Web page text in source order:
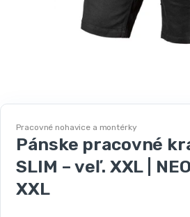
Pracovné nohavice a montérky
Pánske pracovné
SLIM – veľ. XXL |
XXL